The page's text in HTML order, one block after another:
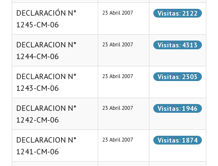
Antiguos Pobladores - Registro
Reconocimientos - Registro
Bariloche, Municipio intercultural
Entrega de distinciones
REFORMA DE LA CARTA ORGÁNICA
DECLARACIÓN N°
1245-CM-06
23 Abril 2007 Visitas: 2122
DECLARACION N°
1244-CM-06
23 Abril 2007 Visitas: 4313
DECLARACION N°
1243-CM-06
23 Abril 2007 Visitas: 2303
DECLARACION N°
1242-CM-06
23 Abril 2007 Visitas: 1946
DECLARACION N°
1241-CM-06
23 Abril 2007 Visitas: 1874